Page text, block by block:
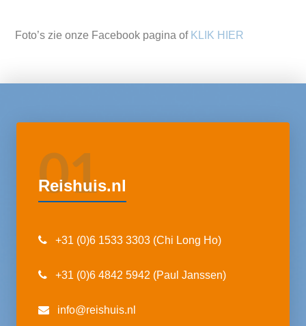
Foto’s zie onze Facebook pagina of KLIK HIER
01
Reishuis.nl
+31 (0)6 1533 3303 (Chi Long Ho)
+31 (0)6 4842 5942 (Paul Janssen)
info@reishuis.nl